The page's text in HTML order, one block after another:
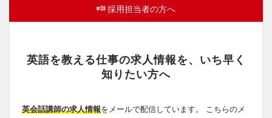
採用担当者の方へ
英語を教える仕事の求人情報を、いち早く
知りたい方へ
英会話講師の求人情報をメールで配信しています。 こちらのメ